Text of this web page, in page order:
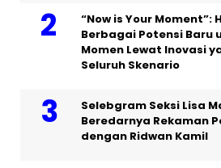
“Now is Your Moment”:
Berbagai Potensi Baru
Momen Lewat Inovasi
Seluruh Skenario
Selebgram Seksi Lisa
Beredarnya Rekaman
dengan Ridwan Kamil